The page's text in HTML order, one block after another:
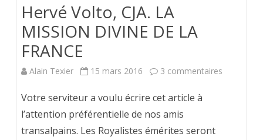
Hervé Volto, CJA. LA
MISSION DIVINE DE LA
FRANCE
Alain Texier 15 mars 2016 3 commentaires
Votre serviteur a voulu écrire cet article à
l’attention préférentielle de nos amis
transalpains. Les Royalistes émérites seront